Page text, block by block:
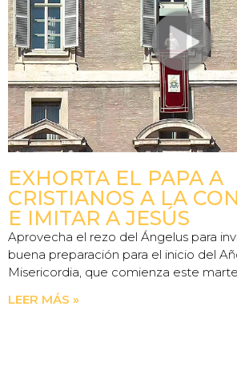
EXHORTA EL PAPA A
CRISTIANOS A LA
E IMITAR A JESÚS
Aprovecha el rezo del Ángelus para
buena preparación para el inicio del
Misericordia, que comienza este
LEER MÁS »